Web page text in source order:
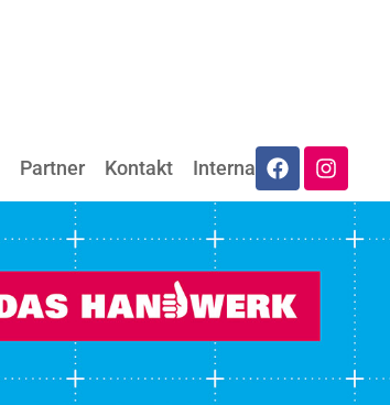
Partner Kontakt Internat